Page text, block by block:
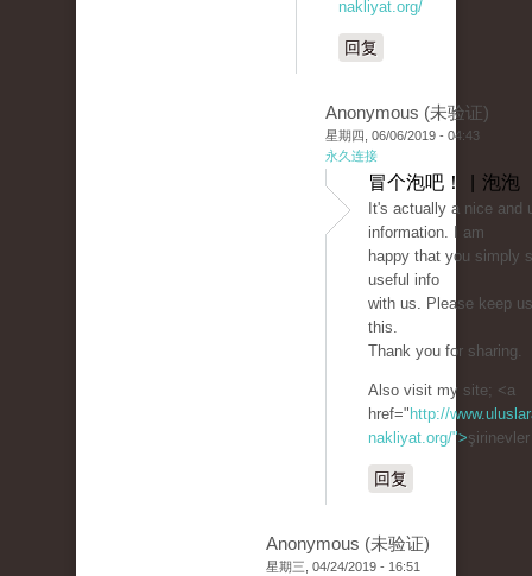
nakliyat.org/
回复
Anonymous (未验证)
星期四, 06/06/2019 - 04:43
永久连接
冒个泡吧！ | 泡泡
It's actually a nice and
information. I am
happy that you simply
useful info
with us. Please keep
this.
Thank you for sharing.
Also visit my site; <a
href=" http://
nakliyat.org/">
回复
Anonymous (未验证)
星期三, 04/24/2019 - 16:51